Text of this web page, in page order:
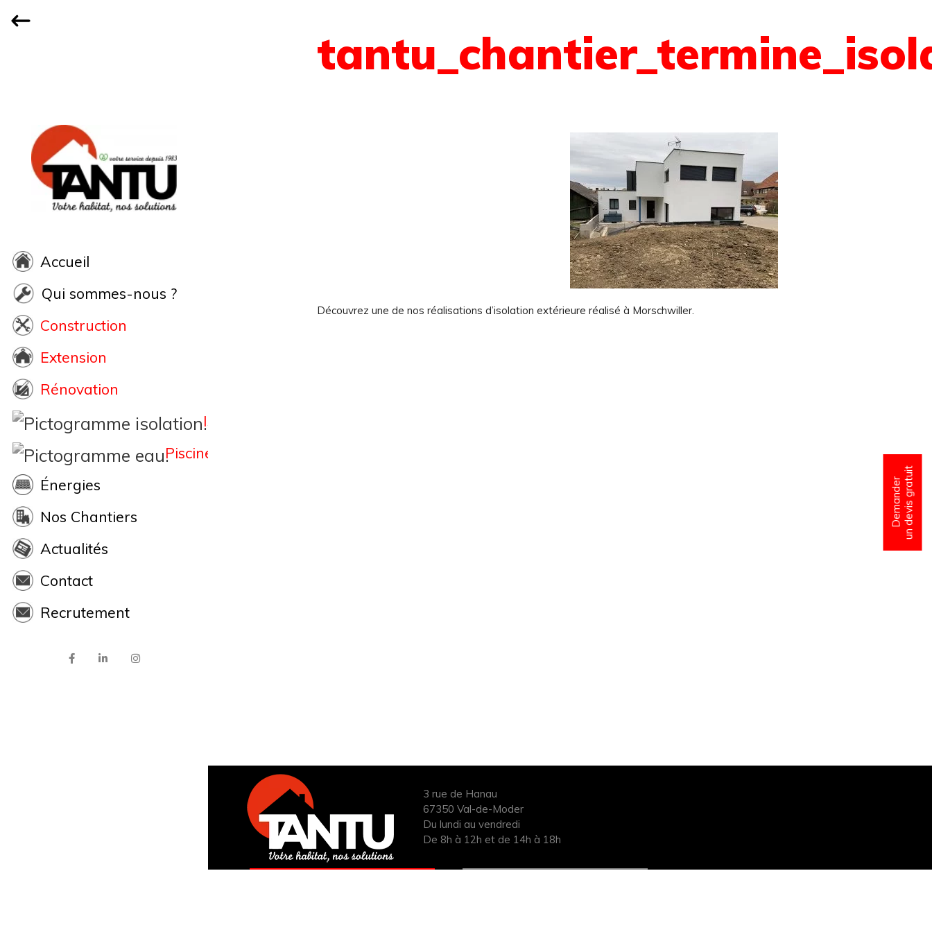
Demanderun devis gratuit
Accueil
Qui sommes-nous ?
Construction
Extension
Rénovation
Isolation
Piscine
Énergies
Nos Chantiers
Actualités
Contact
Recrutement
Découvrez une de nos réalisations d’isolation extérieure réalisé à Morschwiller.
3 rue de Hanau
67350 Val-de-Moder
Du lundi au vendredi
De 8h à 12h et de 14h à 18h